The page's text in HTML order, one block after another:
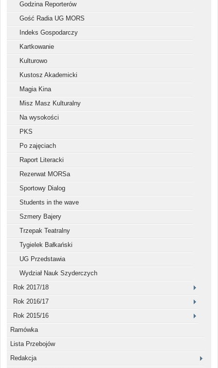
Godzina Reporterów
Gość Radia UG MORS
Indeks Gospodarczy
Kartkowanie
Kulturowo
Kustosz Akademicki
Magia Kina
Misz Masz Kulturalny
Na wysokości
PKS
Po zajęciach
Raport Literacki
Rezerwat MORSa
Sportowy Dialog
Students in the wave
Szmery Bajery
Trzepak Teatralny
Tygielek Bałkański
UG Przedstawia
Wydział Nauk Szyderczych
Rok 2017/18
Rok 2016/17
Rok 2015/16
Ramówka
Lista Przebojów
Redakcja